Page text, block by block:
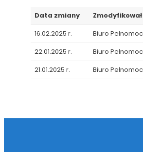
Data zmiany
Zmodyfikował
16.02.2025 r.
Biuro
22.01.2025 r.
Biuro
21.01.2025 r.
Biuro